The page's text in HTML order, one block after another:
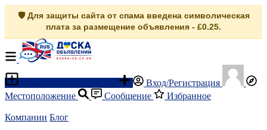
🛡️ Для защиты сайта от спама введена символическая
плата за размещение объявления - £0.25.
Вход/Регистрация
Местоположение
Сообщение Избранное
Компании Блог